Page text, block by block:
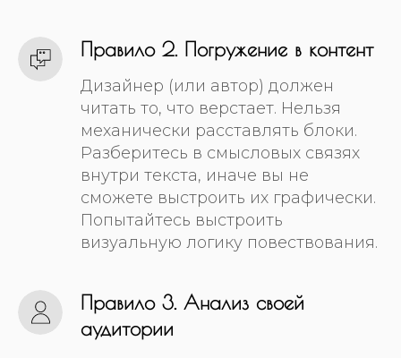
Правило 2. Погружение в контент
Дизайнер (или автор) должен
читать то, что верстает. Нельзя
механически расставлять блоки.
Разберитесь в смысловых связях
внутри текста, иначе вы не
сможете выстроить их графически.
Попытайтесь выстроить
визуальную логику повествования.
Правило 3. Анализ своей
аудитории